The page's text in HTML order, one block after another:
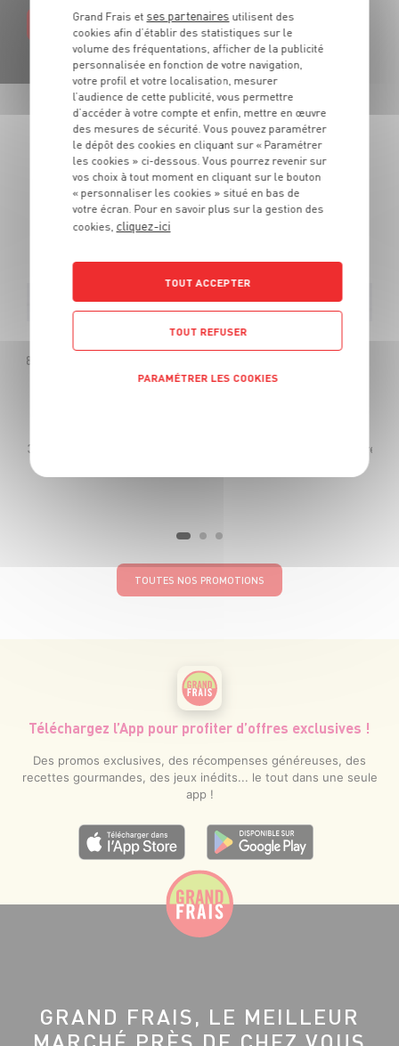
EN SAVOIR PLUS
LES PROMOTIONS
DE VOTRE ÉPICIER
Des produits de qualité et des promotions tous les jours.
De quoi cuisiner tous vos repas au meilleur prix !
385g - Panachage possible
de 385g pour 2 achetés soit - 4€74 le kg (nature) et 5€84 le kg (marbrée)
TOUTES NOS PROMOTIONS
Téléchargez l’App pour profiter d’offres exclusives !
Des promos exclusives, des récompenses généreuses, des
recettes gourmandes, des jeux inédits... le tout dans une seule
app !
GRAND FRAIS, LE MEILLEUR
Grand Frais et ses partenaires utilisent des
cookies afin d’établir des statistiques sur le
volume des fréquentations, afficher de la publicité
personnalisée en fonction de votre navigation,
votre profil et votre localisation, mesurer
l’audience de cette publicité, vous permettre
d’accéder à votre compte et enfin, mettre en œuvre
des mesures de sécurité. Vous pouvez paramétrer
le dépôt des cookies en cliquant sur « Paramétrer
les cookies » ci-dessous. Vous pourrez revenir sur
vos choix à tout moment en cliquant sur le bouton
« personnaliser les cookies » situé en bas de
votre écran. Pour en savoir plus sur la gestion des
cookies, cliquez-ici
TOUT ACCEPTER
TOUT REFUSER
PARAMÉTRER LES COOKIES